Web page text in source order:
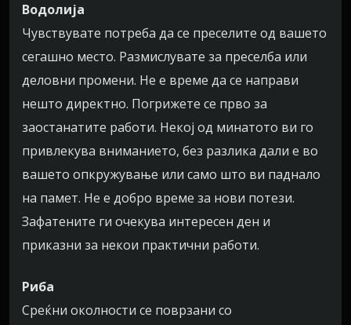
Водолија
Чувствувате потреба да се преселите од вашето
сегашно место. Размислувате за преселба или
деловни промени. Не е време да се направи
нешто директно. Погрижете се прво за
заостанатите работи. Некој од минатото ви го
привлекува вниманието, без разлика дали е во
вашето опкружување или само што ви паднало
на памет. Не е добро време за нови потези.
Зафатените ги очекува интересен ден и
приказни за некои практични работи.
Риба
Среќни околности се поврзани со